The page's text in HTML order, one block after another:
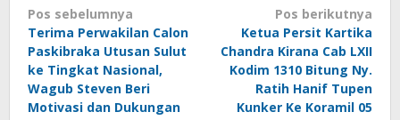
Navigasi
pos
Pos sebelumnya
Terima Perwakilan Calon
Paskibraka Utusan Sulut
ke Tingkat Nasional,
Wagub Steven Beri
Motivasi dan Dukungan
Pos berikutnya
Ketua Persit Kartika
Chandra Kirana Cab LXII
Kodim 1310 Bitung Ny.
Ratih Hanif Tupen
Kunker Ke Koramil 05